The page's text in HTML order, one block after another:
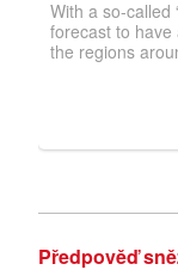
Předpověď